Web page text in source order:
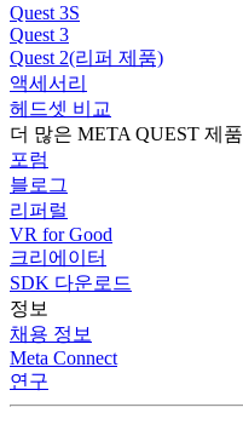
Quest 3S
Quest 3
Quest 2(리퍼 제품)
액세서리
헤드셋 비교
더 많은 META QUEST 제품
포럼
블로그
리퍼럴
VR for Good
크리에이터
SDK 다운로드
정보
채용 정보
Meta Connect
연구